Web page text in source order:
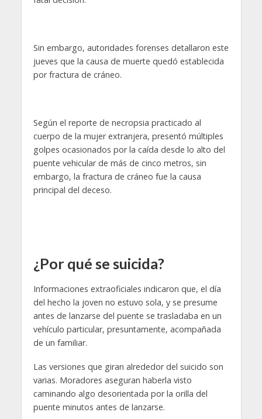
Sin embargo, autoridades forenses detallaron este
jueves que la causa de muerte quedó establecida
por fractura de cráneo.
Según el reporte de necropsia practicado al
cuerpo de la mujer extranjera, presentó múltiples
golpes ocasionados por la caída desde lo alto del
puente vehicular de más de cinco metros, sin
embargo, la fractura de cráneo fue la causa
principal del deceso.
¿Por qué se suicida?
Informaciones extraoficiales indicaron que, el día
del hecho la joven no estuvo sola, y se presume
antes de lanzarse del puente se trasladaba en un
vehículo particular, presuntamente, acompañada
de un familiar.
Las versiones que giran alrededor del suicido son
varias. Moradores aseguran haberla visto
caminando algo desorientada por la orilla del
puente minutos antes de lanzarse.